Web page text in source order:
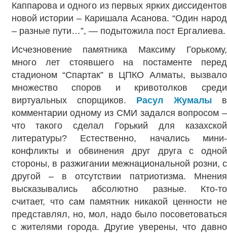
Каппарова и одного из первых ярких диссидентов
новой истории – Каришала Асанова. “Один народ
– разные пути…”, — подытожила пост Ергалиева.
Исчезновение памятника Максиму Горькому,
много лет стоявшего на постаменте перед
стадионом “Спартак” в ЦПКО Алматы, вызвало
множество споров и кривотолков среди
виртуальных спорщиков. Расул Жумалыв
комментарии одному из СМИ задался вопросом –
что такого сделал Горький для казахской
литературы? Естественно, начались мини-
конфликты и обвинения друг друга с одной
стороны, в разжигании межнациональной розни, с
другой – в отсутствии патриотизма. Мнения
высказывались абсолютно разные. Кто-то
считает, что сам памятник никакой ценности не
представлял, но, мол, надо было посоветоваться
с жителями города. Другие уверены, что давно